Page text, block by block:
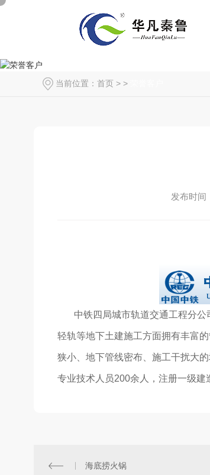
当前位置： 首页 > >
发布时间
中铁四局城市轨道交通工程分公
轻轨等地下土建施工方面拥有丰富
狭小、地下管线密布、施工干扰大
专业技术人员200余人，注册一级
海底捞火锅